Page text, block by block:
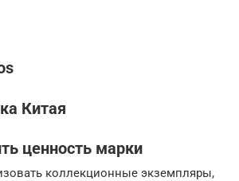
Китая
ценность марки
коллекционные экземпляры,